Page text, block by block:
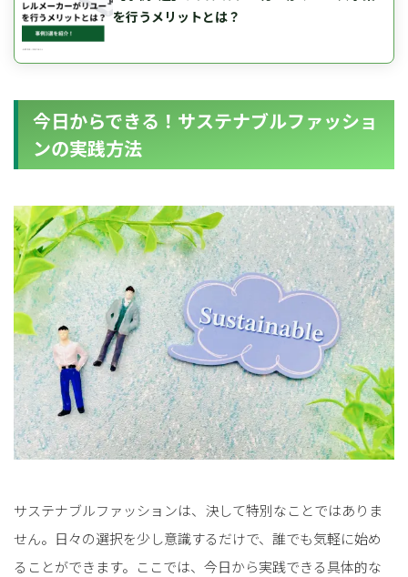
を行うメリットとは？
今日からできる！サステナブルファッショ
ンの実践方法
サステナブルファッションは、決して特別なことではありま
せん。日々の選択を少し意識するだけで、誰でも気軽に始め
ることができます。ここでは、今日から実践できる具体的な